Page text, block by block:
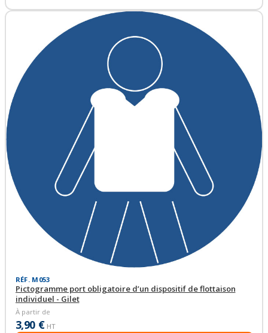
RÉF. M053
Pictogramme port obligatoire d’un dispositif de flottaison
individuel - Gilet
À partir de
3,90 € HT